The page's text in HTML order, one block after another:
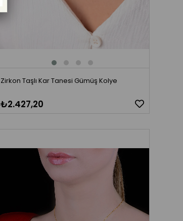
Zirkon Taşlı Kar Tanesi Gümüş Kolye
₺2.427,20